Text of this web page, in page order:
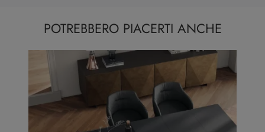
POTREBBERO PIACERTI ANCHE